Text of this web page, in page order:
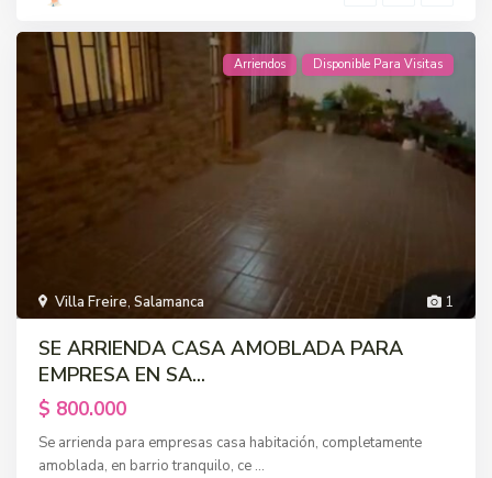
1
Villa Freire,Salamanca
Arriendos Disponible Para Visitas
SE ARRIENDA CASA AMOBLADA PARA
EMPRESA EN SA...
$ 800.000
Se arrienda para empresas casa habitación, completamente
amoblada, en barrio tranquilo, ce ...